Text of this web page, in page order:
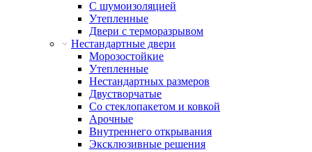
С шумоизоляцией
Утепленные
Двери с терморазрывом
Нестандартные двери
Морозостойкие
Утепленные
Нестандартных размеров
Двустворчатые
Со стеклопакетом и ковкой
Арочные
Внутреннего открывания
Эксклюзивные решения